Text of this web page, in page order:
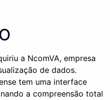
a NcomVA, empresa
de dados.
tem uma interface
a compreensão total